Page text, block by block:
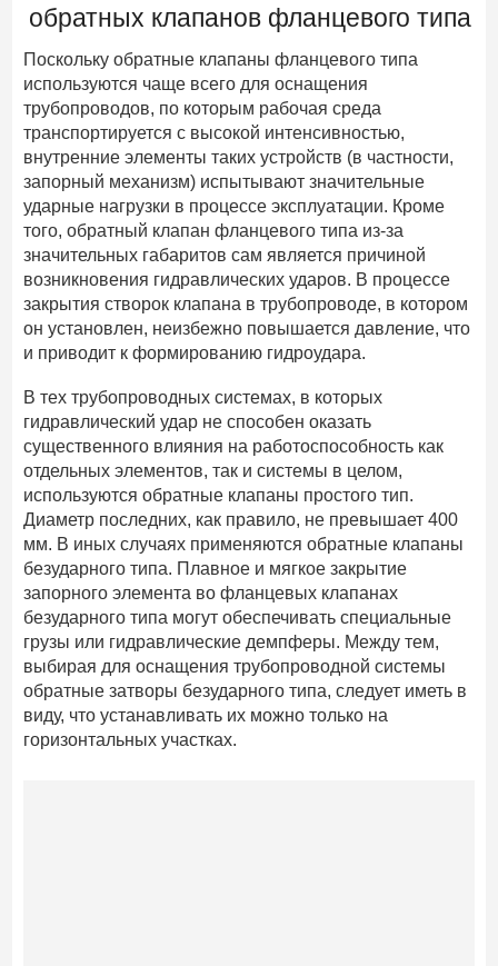
обратных клапанов фланцевого типа
Поскольку обратные клапаны фланцевого типа
используются чаще всего для оснащения
трубопроводов, по которым рабочая среда
транспортируется с высокой интенсивностью,
внутренние элементы таких устройств (в частности,
запорный механизм) испытывают значительные
ударные нагрузки в процессе эксплуатации. Кроме
того, обратный клапан фланцевого типа из-за
значительных габаритов сам является причиной
возникновения гидравлических ударов. В процессе
закрытия створок клапана в трубопроводе, в котором
он установлен, неизбежно повышается давление, что
и приводит к формированию гидроудара.
В тех трубопроводных системах, в которых
гидравлический удар не способен оказать
существенного влияния на работоспособность как
отдельных элементов, так и системы в целом,
используются обратные клапаны простого тип.
Диаметр последних, как правило, не превышает 400
мм. В иных случаях применяются обратные клапаны
безударного типа. Плавное и мягкое закрытие
запорного элемента во фланцевых клапанах
безударного типа могут обеспечивать специальные
грузы или гидравлические демпферы. Между тем,
выбирая для оснащения трубопроводной системы
обратные затворы безударного типа, следует иметь в
виду, что устанавливать их можно только на
горизонтальных участках.